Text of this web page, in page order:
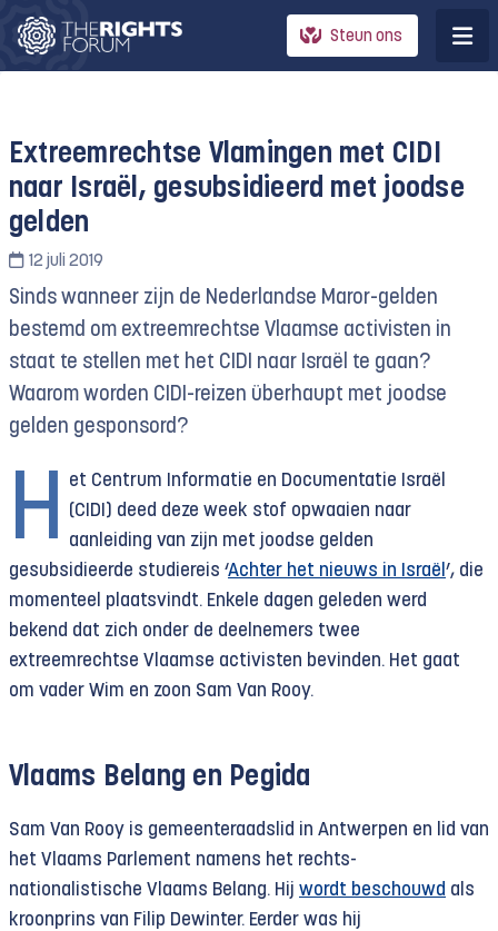
Steun ons
Extreemrechtse Vlamingen met CIDI
naar Israël, gesubsidieerd met joodse
gelden
12 juli 2019
Sinds wanneer zijn de Nederlandse Maror-gelden
bestemd om extreemrechtse Vlaamse activisten in
staat te stellen met het CIDI naar Israël te gaan?
Waarom worden CIDI-reizen überhaupt met joodse
gelden gesponsord?
H
et Centrum Informatie en Documentatie Israël
(CIDI) deed deze week stof opwaaien naar
aanleiding van zijn met joodse gelden
gesubsidieerde studiereis ‘Achter het nieuws in Israël ’, die
momenteel plaatsvindt. Enkele dagen geleden werd
bekend dat zich onder de deelnemers twee
extreemrechtse Vlaamse activisten bevinden. Het gaat
om vader Wim en zoon Sam Van Rooy.
Vlaams Belang en Pegida
Sam Van Rooy is gemeenteraadslid in Antwerpen en lid van
het Vlaams Parlement namens het rechts-
nationalistische Vlaams Belang. Hij wordt beschouwd als
kroonprins van Filip Dewinter. Eerder was hij